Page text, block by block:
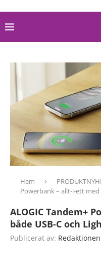
Hem
Powerbank – allt-i-ett
ALOGIC Tandem+
både USB-C och
Publicerat av: Redaktionen